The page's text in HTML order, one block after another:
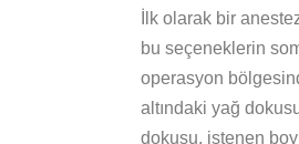
İlk olarak bir
bu seçeneklerin
operasyon
altındaki yağ
dokusu, istenen